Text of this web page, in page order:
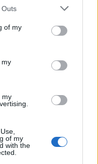
one or more Google
You may click to
its third-party tags to
in below Google
Outs
of my
my
my
of my
with the
Bernadottes vei.
på
Nordberg. Foto:
kekstock.com
hadde hun en
(i luftlinje).